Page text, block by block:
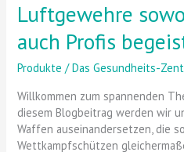
Luftgewehre
auch Profis
Produkte /Das Gesundheits-
Willkommen zum spannenden
diesem Blogbeitrag werden wir
Waffen auseinandersetzen, die
Wettkampfschützen